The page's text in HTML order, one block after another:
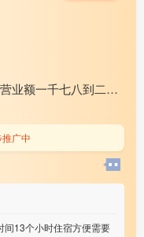
业额一千七八到二
家中有事现对外转
广中
间13个小时住宿方便需要